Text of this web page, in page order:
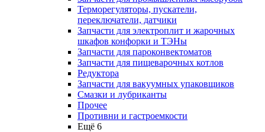
Терморегуляторы, пускатели,
переключатели, датчики
Запчасти для электроплит и жарочных
шкафов конфорки и ТЭНы
Запчасти для пароконвектоматов
Запчасти для пищеварочных котлов
Редуктора
Запчасти для вакуумных упаковщиков
Смазки и лубриканты
Прочее
Противни и гастроемкости
Ещё 6